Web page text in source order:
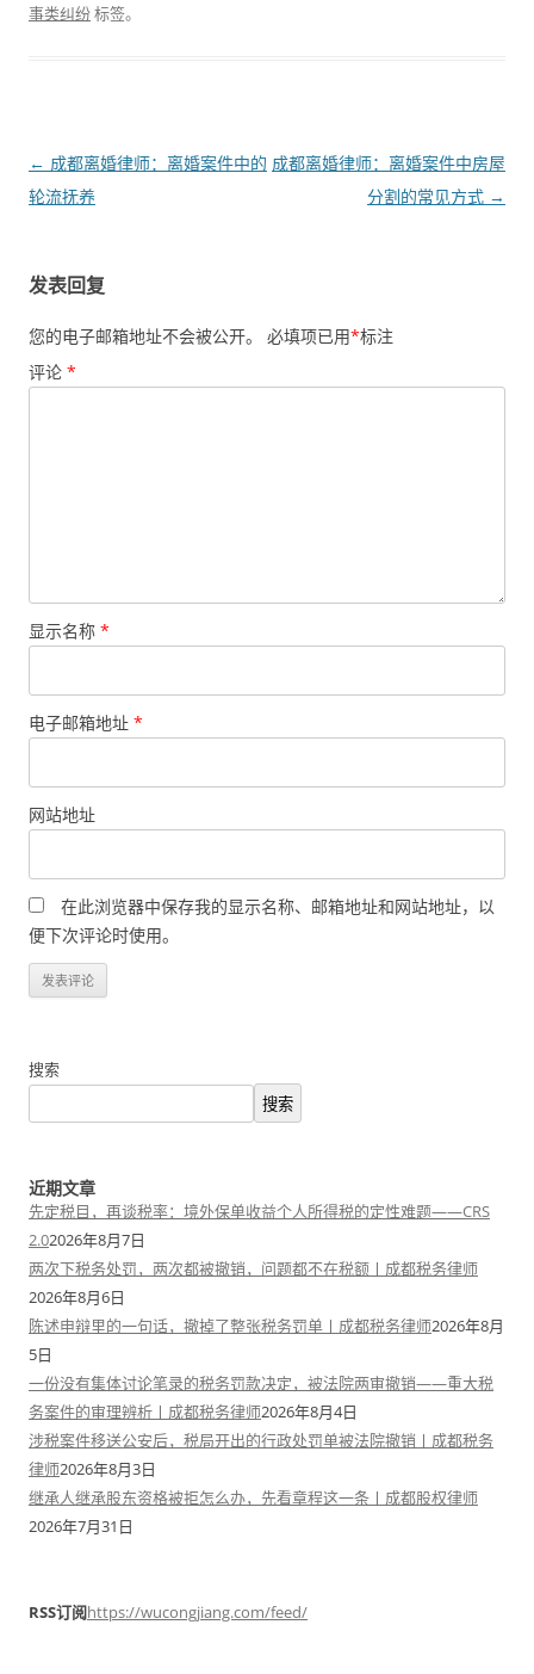
事类纠纷标签。
文
章
← 成都离婚律师：离婚案件中的
轮流抚养
成都离婚律师：离婚案件中房屋
分割的常见方式 →
发表回复
您的电子邮箱地址不会被公开。 必填项已用*标注
评论 *
显示名称 *
电子邮箱地址 *
网站地址
在此浏览器中保存我的显示名称、邮箱地址和网站地址，以
便下次评论时使用。
搜索
搜索
近期文章
先定税目，再谈税率：境外保单收益个人所得税的定性难题——CRS
2.02026年8月7日
两次下税务处罚，两次都被撤销，问题都不在税额丨成都税务律师
2026年8月6日
陈述申辩里的一句话，撤掉了整张税务罚单丨成都税务律师2026年8月
5日
一份没有集体讨论笔录的税务罚款决定，被法院两审撤销——重大税
务案件的审理辨析丨成都税务律师2026年8月4日
涉税案件移送公安后，税局开出的行政处罚单被法院撤销丨成都税务
律师2026年8月3日
继承人继承股东资格被拒怎么办，先看章程这一条丨成都股权律师
2026年7月31日
RSS订阅https://wucongjiang.com/feed/